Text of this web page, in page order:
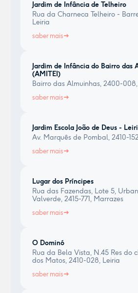
Jardim de Infância de Telheiro
Rua da Charneca Telheiro -
Leiria
saber mais
Jardim de Infância do Bairro das
(AMITEI)
Bairro das Almuinhas, 2400-
saber mais
Jardim Escola João de Deus -
Av. Marquês de Pombal, 2410-
saber mais
Lugar dos Príncipes
Rua das Fazendas, Lote 5,
Valverde, 2415-771, Marrazes
saber mais
O Dominó
Rua da Bela Vista, N.45 Res do
dos Matos, 2410-028, Leiria
saber mais